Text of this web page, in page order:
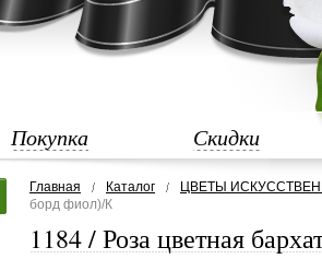
Покупка Скидки
Главная Каталог ЦВЕТЫ
борд фиол)/К
1184 / Роза цветная